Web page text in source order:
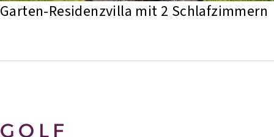
Garten-Residenzvilla mit 2 Schlafzimmern
GOLF